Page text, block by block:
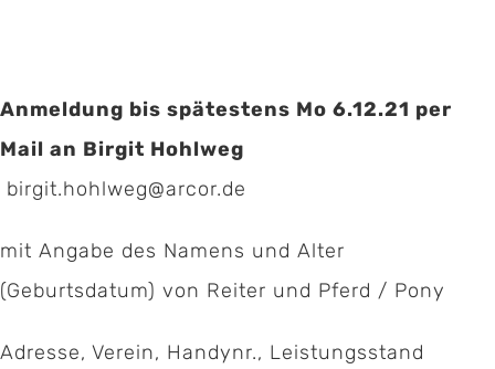
Anmeldung bis spätestens Mo 6.12.21 per
Mail an Birgit Hohlweg
birgit.hohlweg@arcor.de
mit Angabe des Namens und Alter
(Geburtsdatum) von Reiter und Pferd / Pony
Adresse, Verein, Handynr., Leistungsstand